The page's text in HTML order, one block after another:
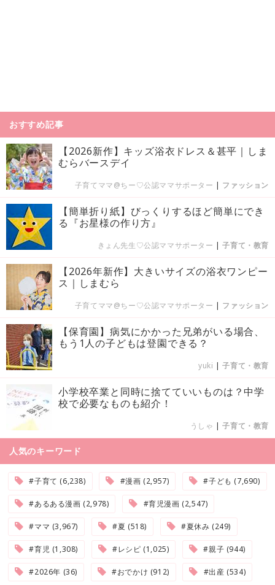
おすすめ記事
【2026新作】キッズ浴衣ドレス＆甚平｜しま
むらバースデイ
子育てママ@ちー♡公認ママサポーター | ファッション
【簡単折り紙】びっくりするほど簡単にでき
る『お星様の作り方』
きょん先生♡公認ママサポーター |子育て・教育
【2026年新作】大きいサイズの浴衣ワンピー
ス｜しまむら
子育てママ@ちー♡公認ママサポーター | ファッション
【保育園】病気にかかった兄弟がいる場合、
もう1人の子どもは登園できる？
yuki |子育て・教育
小学校卒業と同時に捨てていいものは？中学
校で必要なものも紹介！
うしゃ |子育て・教育
人気のキーワード
#子育て (6,238) #漫画 (2,957) #子ども (7,690)
#あるある漫画 (2,978) #育児漫画 (2,547)
#ママ (3,967) #夏 (518) #夏休み (249)
#育児 (1,308) #レシピ (1,025) #親子 (944)
#2026年 (36) #おでかけ (912) #出産 (534)